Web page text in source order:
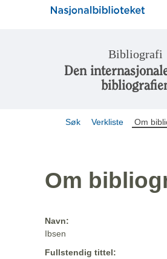
Bibliografi
Den
Søk Verkliste Om
Om
Navn:
Ibsen
Fullstendig tittel: